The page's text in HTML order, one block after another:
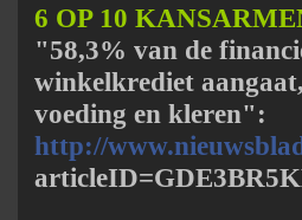
6 OP 10
"58,3% van de
winkelkrediet
voeding en kleren":
http://